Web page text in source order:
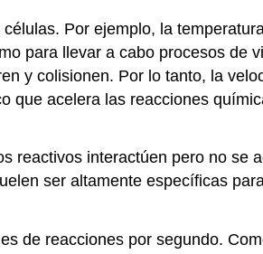
Por ejemplo, la
para llevar a cabo procesos de
y colisionen. Por lo tanto, la
que acelera las reacciones
reactivos interactúen pero no se
ser altamente específicas
de reacciones por segundo.